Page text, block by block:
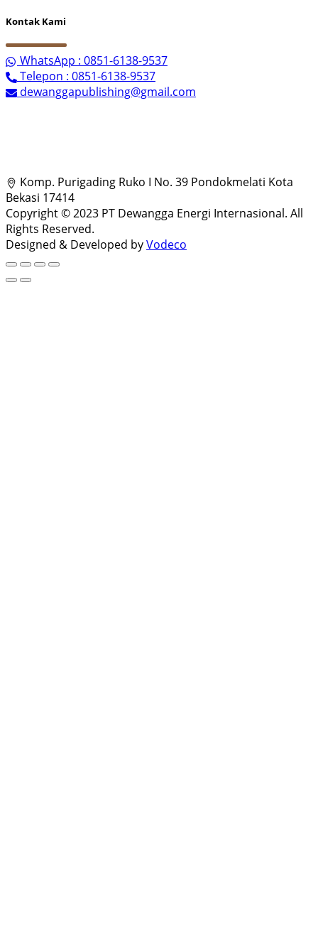
Kontak Kami
WhatsApp : 0851-6138-9537
Telepon : 0851-6138-9537
dewanggapublishing@gmail.com
Komp. Purigading Ruko I No. 39 Pondokmelati Kota
Bekasi 17414
Copyright © 2023 PT Dewangga Energi Internasional. All
Rights Reserved.
Designed & Developed byVodeco